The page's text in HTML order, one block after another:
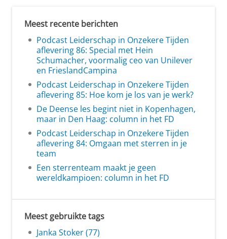
Meest recente berichten
Podcast Leiderschap in Onzekere Tijden
aflevering 86: Special met Hein
Schumacher, voormalig ceo van Unilever
en FrieslandCampina
Podcast Leiderschap in Onzekere Tijden
aflevering 85: Hoe kom je los van je werk?
De Deense les begint niet in Kopenhagen,
maar in Den Haag: column in het FD
Podcast Leiderschap in Onzekere Tijden
aflevering 84: Omgaan met sterren in je
team
Een sterrenteam maakt je geen
wereldkampioen: column in het FD
Meest gebruikte tags
Janka Stoker (77)